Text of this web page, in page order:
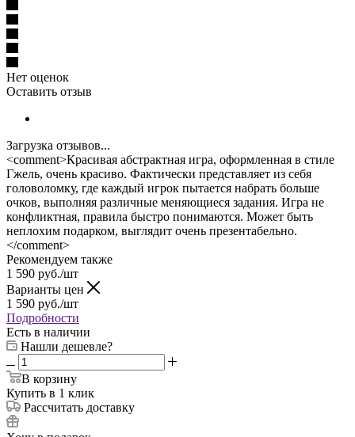
Нет оценок
Оставить отзыв
Загрузка отзывов...
<comment>Красивая абстрактная игра, оформленная в стиле
Гжель, очень красиво. Фактически представляет из себя
головоломку, где каждый игрок пытается набрать больше
очков, выполняя различные меняющиеся задания. Игра не
конфликтная, правила быстро понимаются. Может быть
неплохим подарком, выглядит очень презентабельно.
</comment>
Рекомендуем также
1 590 руб./шт
Варианты цен
1 590 руб./шт
Подробности
Есть в наличии
Нашли дешевле?
В корзину
Купить в 1 клик
Рассчитать доставку